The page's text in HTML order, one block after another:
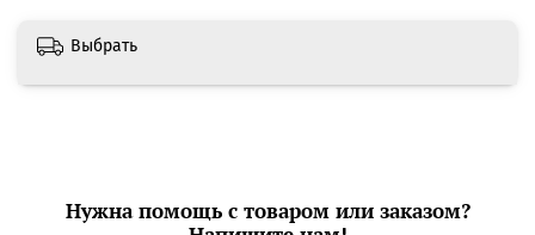
Выбрать
Нужна помощь с товаром или заказом?